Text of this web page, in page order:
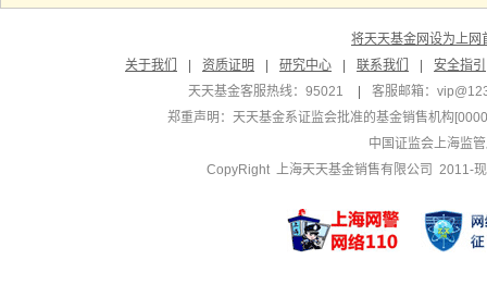
将天天基金网设为上网
关于我们
资质证明 研究中心 联系我们
安全指引
天天基金客服热线：95021
客服邮箱：
郑重声明： 天天基金系证监会批准的基金销售机构
中国证监会上海监
CopyRight 上海天天基金销售有限公司 2011-